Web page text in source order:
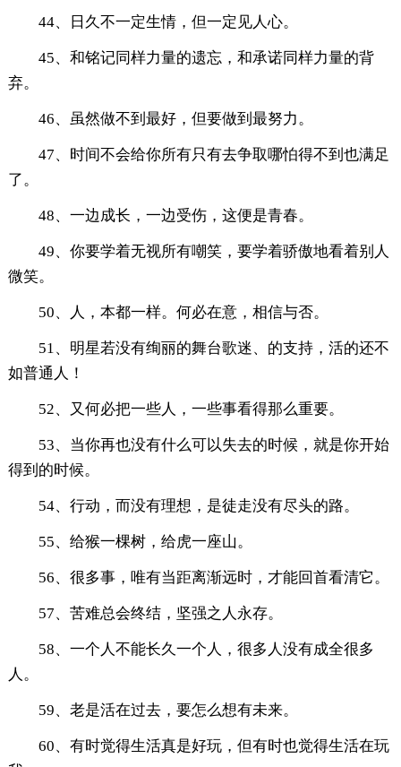
44、日久不一定生情，但一定见人心。
45、和铭记同样力量的遗忘，和承诺同样力量的背
弃。
46、虽然做不到最好，但要做到最努力。
47、时间不会给你所有只有去争取哪怕得不到也满足
了。
48、一边成长，一边受伤，这便是青春。
49、你要学着无视所有嘲笑，要学着骄傲地看着别人
微笑。
50、人，本都一样。何必在意，相信与否。
51、明星若没有绚丽的舞台歌迷、的支持，活的还不
如普通人！
52、又何必把一些人，一些事看得那么重要。
53、当你再也没有什么可以失去的时候，就是你开始
得到的时候。
54、行动，而没有理想，是徒走没有尽头的路。
55、给猴一棵树，给虎一座山。
56、很多事，唯有当距离渐远时，才能回首看清它。
57、苦难总会终结，坚强之人永存。
58、一个人不能长久一个人，很多人没有成全很多
人。
59、老是活在过去，要怎么想有未来。
60、有时觉得生活真是好玩，但有时也觉得生活在玩